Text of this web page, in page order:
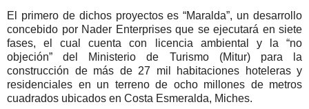
El primero de dichos proyectos es “Maralda”, un desarrollo
concebido por Nader Enterprises que se ejecutará en siete
fases, el cual cuenta con licencia ambiental y la “no
objeción” del Ministerio de Turismo (Mitur) para la
construcción de más de 27 mil habitaciones hoteleras y
residenciales en un terreno de ocho millones de metros
cuadrados ubicados en Costa Esmeralda, Miches.